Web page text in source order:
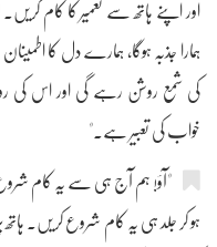
اور اپنے ہاتھ سے تعمیر کا کام
ہمارا جذبہ ہوگا، ہمارے دل کا
کی شمع روشن رہے گی اور اس کی
خواب کی تعبیر ہے۔"
"آؤ! ہم آج ہی سے یہ کام شروع
ہو کر جلد ہی یہ کام شروع کریں۔ ہاتھ پر